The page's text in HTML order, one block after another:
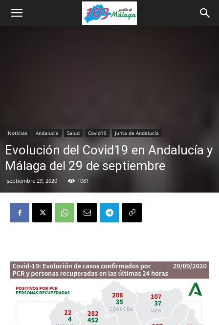
Noticias Andalucía Salud Covid19 Junta de Andalucía
Evolución del Covid19 en Andalucía y
Málaga del 29 de septiembre
septiembre 29, 2020 1081